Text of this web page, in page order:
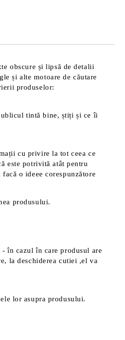
obscure și lipsă de detalii
și alte motoare de căutare
produselor:
tintă bine, știți și ce îi
cu privire la tot ceea ce
este potrivită atât pentru
o ideee corespunzătore
produsului.
în cazul în care produsul are
la deschiderea cutiei ,el va
lor asupra produsului.